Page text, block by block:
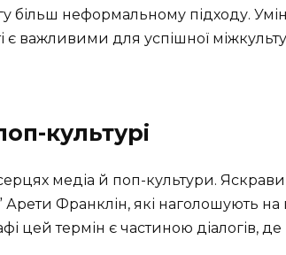
більш неформальному підходу.
є важливими для успішної
культурі
медіа й поп-культури.
Арети Франклін, які наголошують на
цей термін є частиною діалогів,